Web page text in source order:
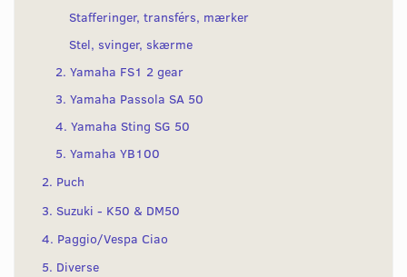
Stafferinger, transférs, mærker
Stel, svinger, skærme
2. Yamaha FS1 2 gear
3. Yamaha Passola SA 50
4. Yamaha Sting SG 50
5. Yamaha YB100
2. Puch
3. Suzuki - K50 & DM50
4. Paggio/Vespa Ciao
5. Diverse